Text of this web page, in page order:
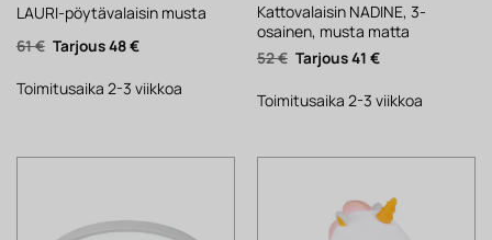
LAURI-pöytävalaisin musta
61€ Alkuperäinen
hinta
61 €.
48€Nykyinen
48 €.
Toimitusaika 2-3 viikkoa
Kattovalaisin NADINE, 3-
osainen, musta matta
52€ Alkuperäinen
hinta
52 €.
41 €Nykyinen
41 €.
Toimitusaika 2-3 viikkoa